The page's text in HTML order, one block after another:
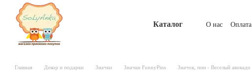
Перейти к основному контенту
Каталог О нас Оплата
Главная Декор и подарки Значки Значки FunnyPins Значок, пин - Веселый авокадо